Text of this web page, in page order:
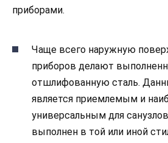
приборами.
Чаще всего наружную
приборов делают
отшлифованную сталь.
является приемлемым и
универсальным для
выполнен в той или иной